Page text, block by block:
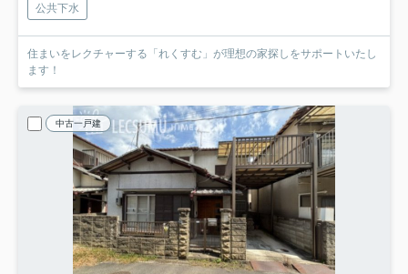
公共下水
住まいをレクチャーする「れくすむ」が理想の家探しをサポートいたし
ます！
中古一戸建